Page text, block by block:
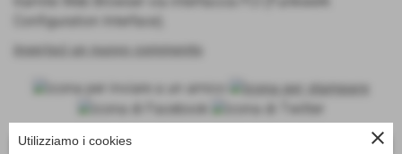
Configuration Interface).
inserisci un nuovo commento
<< PRECEDENTE SUCCESSIVO >>close
Utilizziamo i cookies